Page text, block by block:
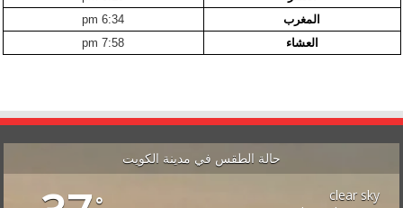
المغرب
6:34 pm
العشاء
7:58 pm
حالة الطقس في مدينة الكويت
clear sky